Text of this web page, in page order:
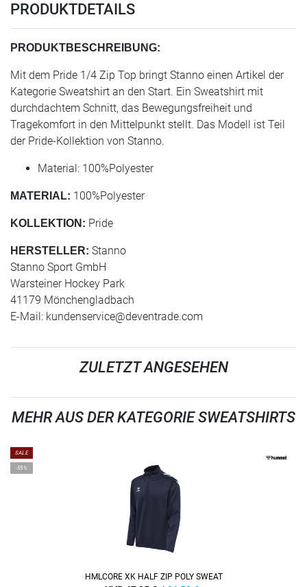
PRODUKTDETAILS
PRODUKTBESCHREIBUNG:
Mit dem Pride 1/4 Zip Top bringt Stanno einen Artikel der
Kategorie Sweatshirt an den Start. Ein Sweatshirt mit
durchdachtem Schnitt, das Bewegungsfreiheit und
Tragekomfort in den Mittelpunkt stellt. Das Modell ist Teil
der Pride-Kollektion von Stanno.
Material: 100%Polyester
MATERIAL: 100%Polyester
KOLLEKTION: Pride
HERSTELLER: Stanno
Stanno Sport GmbH
Warsteiner Hockey Park
41179 Mönchengladbach
E-Mail: kundenservice@deventrade.com
ZULETZT ANGESEHEN
MEHR AUS DER KATEGORIE SWEATSHIRTS
SALE
-55%
HMLCORE XK HALF ZIP POLY SWEAT